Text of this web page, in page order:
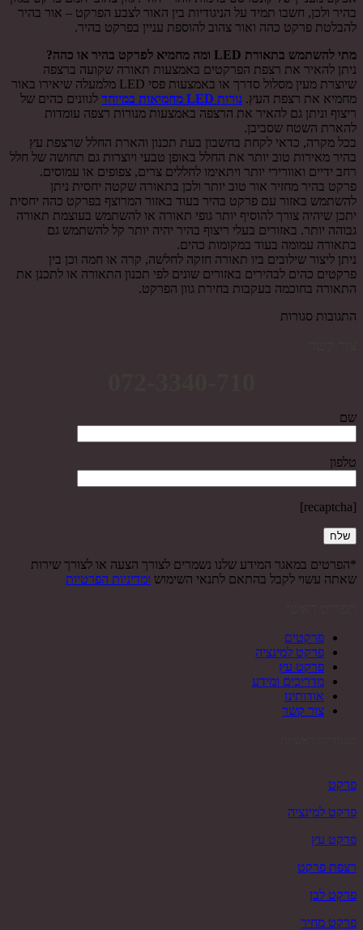
בהיר ולכן, חשבו תמיד על הניגודיות בין האור לצבע הפרקט – אור בהיר
להבלטת פרקט כהה ואור צהוב להוספת עניין בפרקט בהיר.
מתי להשתמש בתאורת LED ומה מחמיא לפרקט בהיר או כהה?
ניתן להאיר את רצפת הפרקטים באמצעות תאורה שקועה ברצפה
שיוצרת מעין מסלול סדרך או באמצעות פסי LED מלמעלה שיאירו באור
מחמיא את רצפת העץ. נורות LED מחמיאות במיוחד
לגוונים כהים של
ריצוף וניתן גם להאיר את הרצפה באמצעות מנורות רצפה עומדות
להארת השטח שסביבן.
בכל מקרה, כדאי לקחת בחשבון בעת תכנון והארת החלל שרצפת עץ
בהיר מאירות טוב יותר את החלל באופן טבעי ויוצרות גם תחושה של חלל
רחב ידיים ואוורירי יותר ויתאימו לחללים צרים, צפופים או עמוסים.
פרקט בהיר מחזיר אור טוב יותר ולכן בתאורה שקטה יחסית ניתן
להשתמש באזור עם פרקט בהיר בעוד באזור המרוצף בפרקט כהה יחסית
יתכן שיהיה צורך להוסיף יותר גופי תאורה או להשתמש בעוצמת תאורה
גבוהה יותר. באזורים בעלי ריצוף בהיר יהיה יותר קל להשתמש גם
בתאורה עמומה בעוד במקומות כהים.
ניתן ליצור שילובים ביו תאורה חזקה לחלשה, קרה או חמה וכן בין
פרקטים כהים לבהירים באזורים שונים לפי תכנון התאורה או לתכנן את
התאורה בחוכמה בעקבות בחירת גוון הפרקט.
התגובות סגורות
שם
טלפון
[recaptcha]
*הפרטים במאגר המידע שלנו נשמרים לצורך הצעה או לצורך שירות
שאתה עשוי לקבל בהתאם לתנאי השימוש ומדיניות הפרטיות
פרקטים
פרקט למינציה
פרקט עץ
מדריכים ומידע
אודותינו
צור קשר
פרקט
פרקט למינציה
פרקט עץ
רצפת פרקט
פרקט לבן
פרקט מחיר